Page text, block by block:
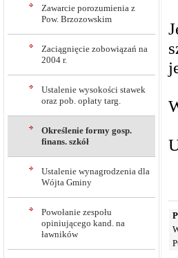
Zawarcie porozumienia z
Pow. Brzozowskim
Zaciągnięcie zobowiązań na
2004 r.
Ustalenie wysokości stawek
oraz pob. opłaty targ.
Określenie formy gosp.
finans. szkół
Ustalenie wynagrodzenia dla
Wójta Gminy
Powołanie zespołu
opiniującego kand. na
ławników